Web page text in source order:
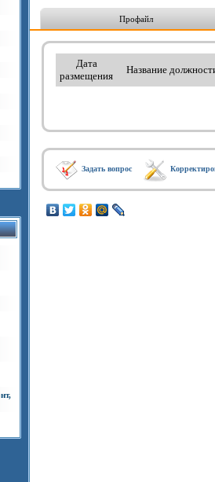
Профайл
Дата
размещения
Название
Задать вопрос